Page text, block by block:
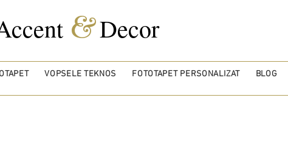
&Decor
VOPSELE TEKNOS FOTOTAPET PERSONALIZAT BLOG